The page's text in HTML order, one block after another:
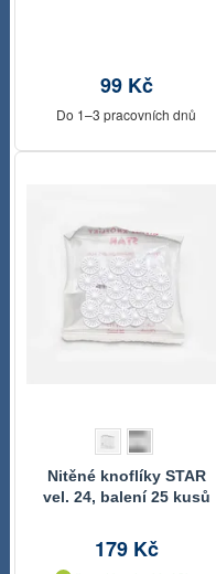
99 Kč
Do 1–3 pracovních dnů
Nitěné knoflíky STAR
vel. 24, balení 25 kusů
179 Kč